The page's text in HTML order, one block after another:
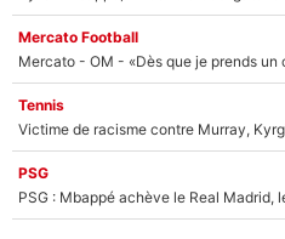
Mercato Football
Tennis
PSG
PSG : Mbappé achève le Real Madrid,